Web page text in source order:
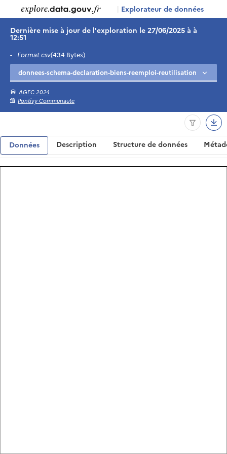
| Explorateur de données
Dernière mise à jour de l'exploration le 27/06/2025 à à
12:51
- Format csv(434 Bytes)
AGEC 2024
Pontivy Communaute
Données Description Structure de données